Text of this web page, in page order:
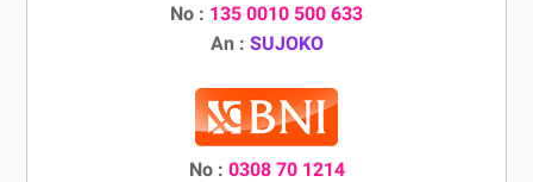
No : 135 0010 500 633
An : SUJOKO
No : 0308 70 1214